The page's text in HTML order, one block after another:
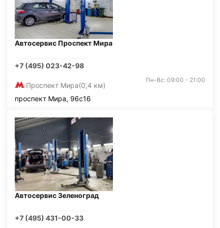
Автосервис Проспект Мира
+7 (495) 023-42-98
Проспект Мира(0,4 км)
Пн-Вс: 09:00 - 21:00
проспект Мира, 96с16
Автосервис Зеленоград
+7 (495) 431-00-33